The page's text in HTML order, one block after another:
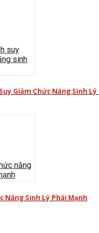
Giảm Chức Năng Sinh Lý
Năng Sinh Lý Phái Mạnh